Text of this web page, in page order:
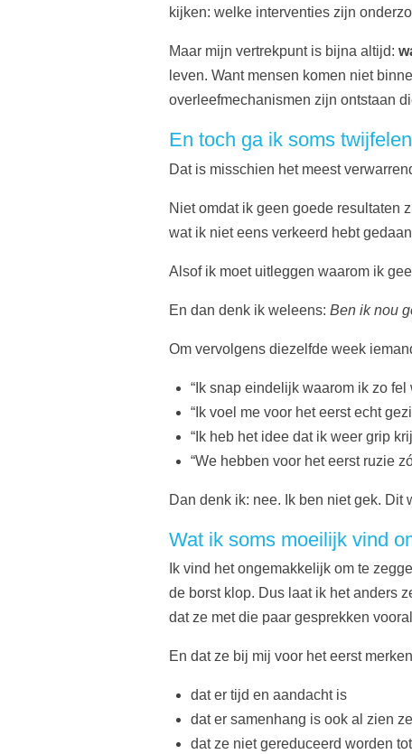
kijken: welke interventies zijn
Maar mijn vertrekpunt is bijna altijd:
leven. Want mensen komen niet
overleefmechanismen zijn ontstaan
En toch ga ik soms twijfelen
Dat is misschien het meest
Niet omdat ik geen goede resultaten
wat ik niet eens verkeerd hebt
Alsof ik moet uitleggen waarom ik
En dan denk ik weleens: Ben ik nou
Om vervolgens diezelfde week
“Ik snap eindelijk waarom ik zo fel
“Ik voel me voor het eerst echt
“Ik heb het idee dat ik weer grip
“We hebben voor het eerst ruzie
Dan denk ik: nee. Ik ben niet gek. Dit
Wat ik soms moeilijk vind
Ik vind het ongemakkelijk om te
de borst klop. Dus laat ik het anders
dat ze met die paar gesprekken
En dat ze bij mij voor het eerst
dat er tijd en aandacht is
dat er samenhang is ook al zien
dat ze niet gereduceerd worden